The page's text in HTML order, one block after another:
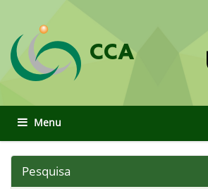
CCA
Toggle navigation
Pesquisa